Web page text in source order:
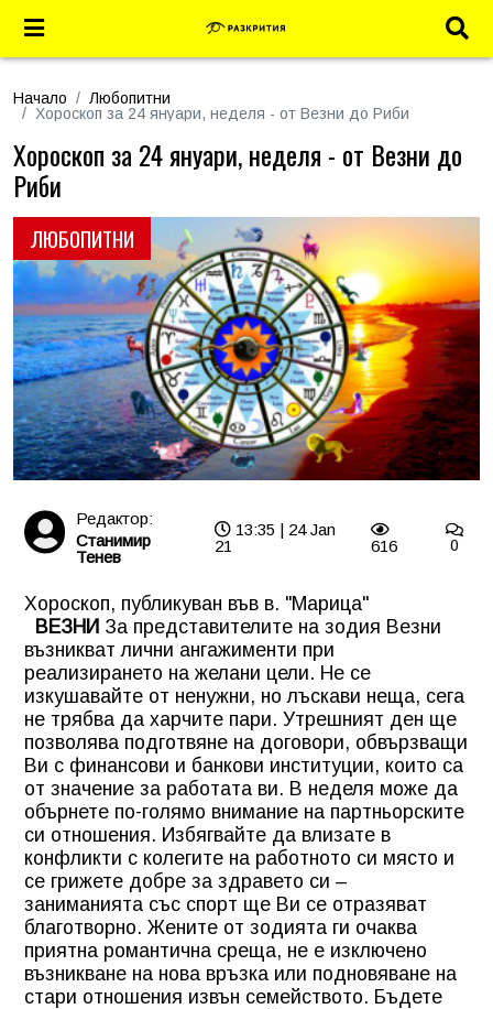
Начало
Любопитни
Хороскоп за 24 януари, неделя - от Везни до Риби
ЛЮБОПИТНИ
Хороскоп за 24 януари, неделя - от Везни до
Риби
Редактор:
Станимир
Тенев
13:35 | 24 Jan
21
616 0
Хороскоп, публикуван във в. "Марица"
ВЕЗНИ За представителите на зодия Везни
възникват лични ангажименти при
реализирането на желани цели. Не се
изкушавайте от ненужни, но лъскави неща, сега
не трябва да харчите пари. Утрешният ден ще
позволява подготвяне на договори, обвързващи
Ви с финансови и банкови институции, които са
от значение за работата ви. В неделя може да
обърнете по-голямо внимание на партньорските
си отношения. Избягвайте да влизате в
конфликти с колегите на работното си място и
се грижете добре за здравето си –
заниманията със спорт ще Ви се отразяват
благотворно. Жените от зодията ги очаква
приятна романтична среща, не е изключено
възникване на нова връзка или подновяване на
стари отношения извън семейството. Бъдете